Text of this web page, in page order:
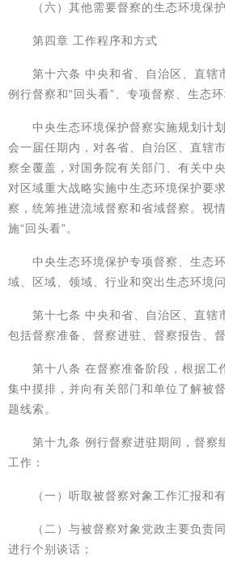
（六）其他需要督察的生态环境保护
第四章 工作程序和方式
第十六条 中央和省、自治区、直辖
例行督察和“回头看”、专项督察、生态环
中央生态环境保护督察实施规划计划
会一届任期内，对各省、自治区、直辖
察全覆盖，对国务院有关部门、有关中
对区域重大战略实施中生态环境保护要
察，统筹推进流域督察和省域督察。视
施“回头看”。
中央生态环境保护专项督察、生态环
域、区域、领域、行业和突出生态环境
第十七条 中央和省、自治区、直辖
包括督察准备、督察进驻、督察报告、
第十八条 在督察准备阶段，根据工
集中摸排，并向有关部门和单位了解被
题线索。
第十九条 例行督察进驻期间，督察
工作：
（一）听取被督察对象工作汇报和有
（二）与被督察对象党政主要负责同
进行个别谈话；